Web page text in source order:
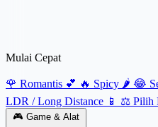
Mulai Cepat
🌹 Romantis 💕 🔥 Spicy 🌶️ 😂
LDR / Long Distance 📱 ⚖️ Pilih
🎮 Game & Alat